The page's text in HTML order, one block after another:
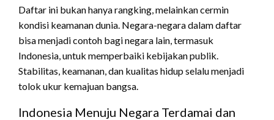
Daftar ini bukan hanya rangking, melainkan cermin
kondisi keamanan dunia. Negara-negara dalam daftar
bisa menjadi contoh bagi negara lain, termasuk
Indonesia, untuk memperbaiki kebijakan publik.
Stabilitas, keamanan, dan kualitas hidup selalu menjadi
tolok ukur kemajuan bangsa.
Indonesia Menuju Negara Terdamai dan